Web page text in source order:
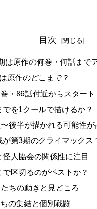
目次
は原作の何巻・何話まで
原作のどこまで？
・86話付近からスタート
でを1クールで描けるか？
後半が描かれる可能性が
第3期のクライマックス
怪人協会の関係性に注目
区切るのがベストか？
ちの動きと見どころ
の集結と個別戦闘